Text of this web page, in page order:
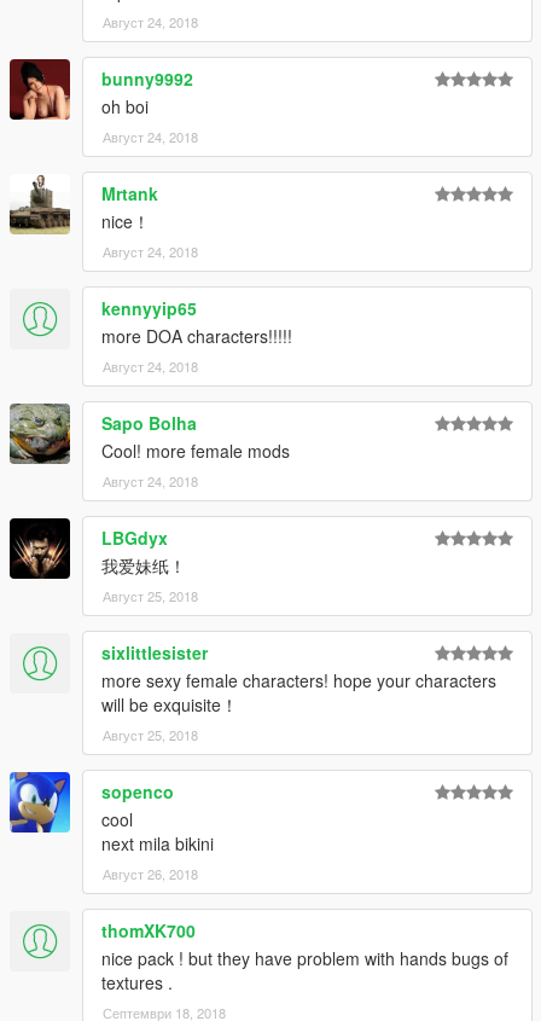
Август 24, 2018
bunny9992
oh boi
Август 24, 2018
Mrtank
nice！
Август 24, 2018
kennyyip65
more DOA characters!!!!!
Август 24, 2018
Sapo Bolha
Cool! more female mods
Август 24, 2018
LBGdyx
我爱妹纸！
Август 25, 2018
sixlittlesister
more sexy female characters! hope your characters
will be exquisite！
Август 25, 2018
sopenco
cool
next mila bikini
Август 26, 2018
thomXK700
nice pack ! but they have problem with hands bugs of
textures .
Септември 18, 2018